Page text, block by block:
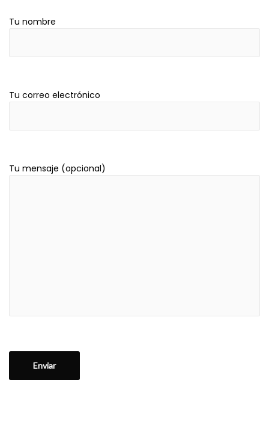
Tu nombre
Tu correo electrónico
Tu mensaje (opcional)